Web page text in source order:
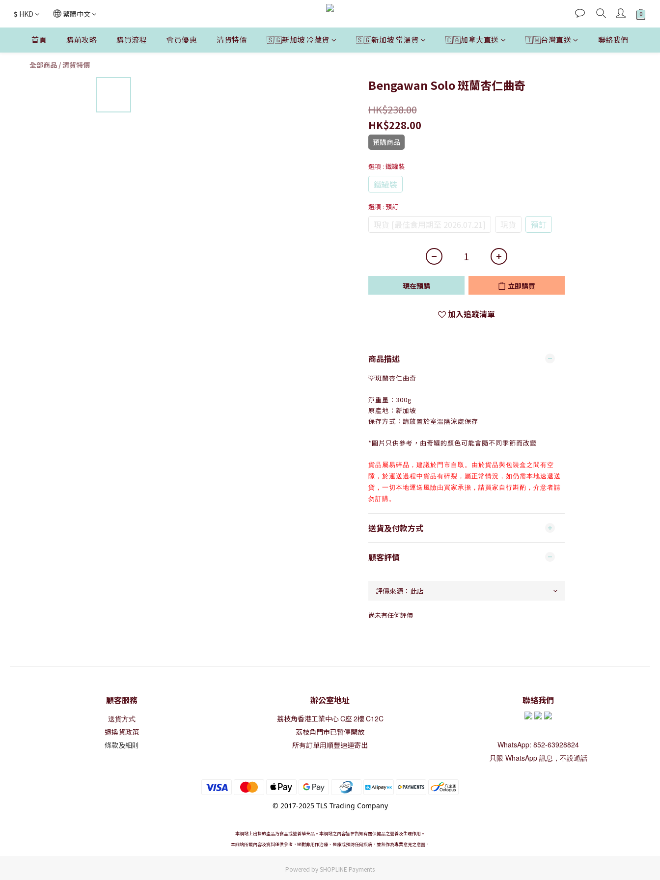
$ HKD 繁體中文
首頁 購前攻略 購買流程 會員優惠 清貨特價 🇸🇬新加坡 冷藏貨 🇸🇬新加坡 常溫貨 🇨🇦加拿大直送 🇹🇼台灣直送 聯絡我們
全部商品 /清貨特價
Bengawan Solo 斑蘭杏仁曲奇
HK$238.00
HK$228.00
預購商品
選項 : 鐵罐裝
鐵罐裝
選項 : 預訂
現貨 [最佳食用期至 2026.07.21] 現貨 預訂
現在預購 立即購買
加入追蹤清單
商品描述
💡斑蘭杏仁曲奇
淨重量：300g
原產地：新加坡
保存方式：請放置於室溫陰涼處保存
*圖片只供參考，曲奇罐的顏色可能會隨不同季節而改變
貨品 屬易碎品， 建議於門市自取。 由於貨品與包裝盒之間有空
隙，於運送過程中貨品有碎裂，屬正常情況， 如仍需本地速遞送
貨，一切本地運送風險由買家承擔， 請買家自行斟酌， 介意者請
勿訂購。
送貨及付款方式
顧客評價
尚未有任何評價
顧客服務
送貨方式
退換貨政策
條款及細則
辦公室地址
荔枝角香港工業中心C座2樓C12C
荔枝角門市已暫停開放
所有訂單用順豐速運寄出
聯絡我們
WhatsApp: 852-63928824
只限 WhatsApp 訊息，不設通話
© 2017-2025 TLS Trading Company
本網站上出售的產品乃食品或營養補充品。本網站之內容旨在告知有關保健品之營養及生理作用。
本網站所載內容及資料僅供參考，絕對非用作治療、醫療或預防任何疾病，並無作為專業意見之意圖。
Powered by SHOPLINE Payments